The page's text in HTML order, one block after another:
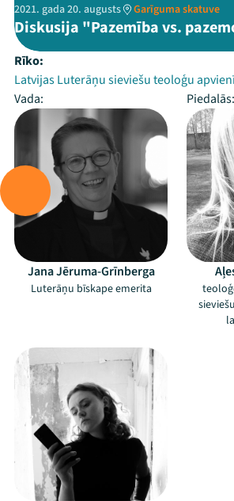
2021. gada 20. augusts Garīguma skatuve
Diskusija "Pazemība vs.
Rīko:
Latvijas Luterāņu sieviešu teoloģu
Vada:
Piedalās:
Jana Jēruma-Grīnberga
Luterāņu bīskape emerita